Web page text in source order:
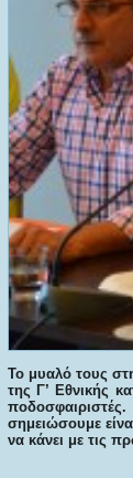
Το μυαλό τους
της Γ’ Εθνικής
σημειώσουμε
να κάνει με τις